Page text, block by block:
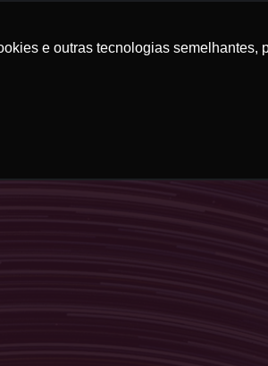
e outras tecnologias